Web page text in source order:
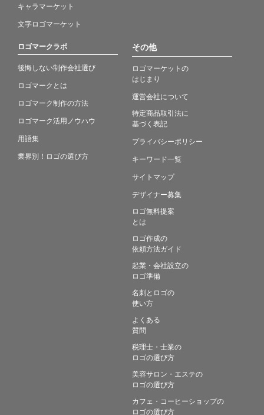
キャラマーケット
文字ロゴマーケット
ロゴマークラボ
後悔しない制作会社選び
ロゴマークとは
ロゴマーク制作の方法
ロゴマーク活用ノウハウ
用語集
業界別！ロゴの選び方
その他
ロゴマーケットの
はじまり
運営会社について
特定商品取引法に
基づく表記
プライバシーポリシー
キーワード一覧
サイトマップ
デザイナー募集
ロゴ無料提案
とは
ロゴ作成の
依頼方法ガイド
起業・会社設立の
ロゴ準備
名刺とロゴの
使い方
よくある
質問
税理士・士業の
ロゴの選び方
美容サロン・エステの
ロゴの選び方
カフェ・コーヒーショップの
ロゴの選び方